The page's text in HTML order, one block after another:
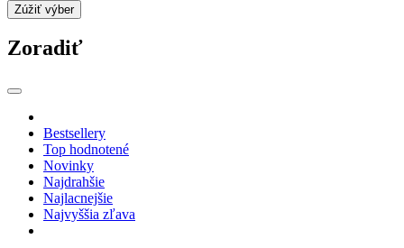
Zúžiť výber
Zoradiť
Bestsellery
Top hodnotené
Novinky
Najdrahšie
Najlacnejšie
Najvyššia zľava